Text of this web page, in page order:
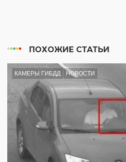
ПОХОЖИЕ СТАТЬИ
КАМЕРЫ ГИБДД НОВОСТИ